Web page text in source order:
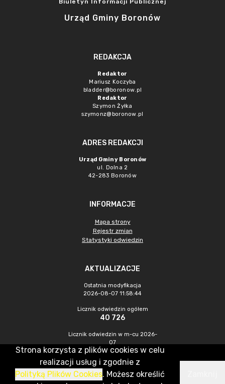
Biuletyn Informacji Publicznej
Urząd Gminy Boronów
REDAKCJA
Redaktor
Mariusz Koczyba
bladder@boronow.pl
Redaktor
Szymon Żyłka
szymonz@boronow.pl
ADRES REDAKCJI
Urząd Gminy Boronów
ul. Dolna 2
42-283 Boronów
INFORMACJE
Mapa strony
Rejestr zmian
Statystyki odwiedzin
AKTUALIZACJE
Ostatnia modyfikacja
2026-08-07 11:58:44
Licznik odwiedzin ogółem
40 726
Licznik odwiedzin w m-cu 2026-
07
363
CMS & Hosting: Nefeni Sp. z o.o.
Strona korzysta z plików cookies w celu
realizacji usług i zgodnie z
Polityką Plików Cookies. Możesz określić